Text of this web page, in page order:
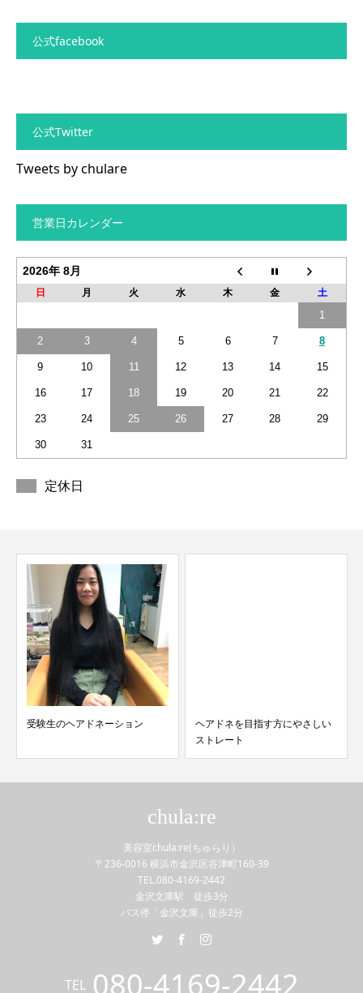
公式facebook
公式Twitter
Tweets by chulare
営業日カレンダー
2026年 8月
日 月 火 水 木 金 土
1
2 3 4 5 6 7 8
9 10 11 12 13 14 15
16 17 18 19 20 21 22
23 24 25 26 27 28 29
30 31
定休日
受験生のヘアドネーション
ヘアドネを目指す方にやさしい
ストレート
chula:re
美容室chula:re(ちゅらり）
〒236-0016 横浜市金沢区谷津町160-39
TEL.080-4169-2442
金沢文庫駅 徒歩3分
バス停「金沢文庫」徒歩2分
TEL 080-4169-2442